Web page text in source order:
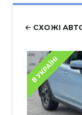
СХОЖІ
В УКРАЇНІ